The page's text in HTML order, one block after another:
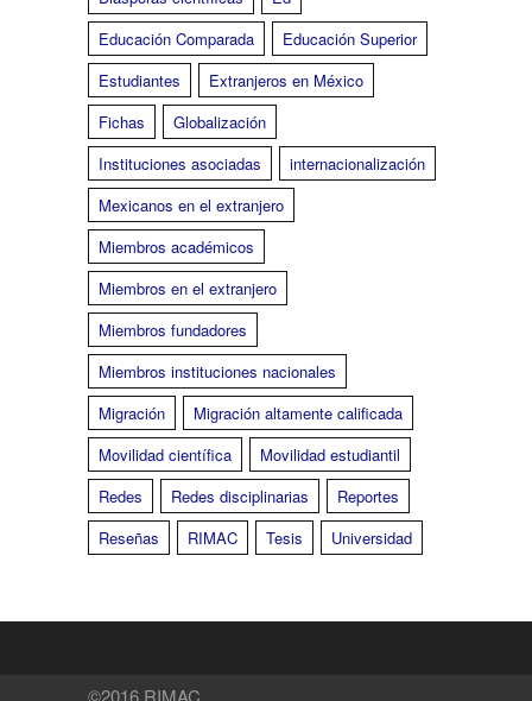
Educación Comparada
Educación Superior
Estudiantes
Extranjeros en México
Fichas
Globalización
Instituciones asociadas
internacionalización
Mexicanos en el extranjero
Miembros académicos
Miembros en el extranjero
Miembros fundadores
Miembros instituciones nacionales
Migración
Migración altamente calificada
Movilidad científica
Movilidad estudiantil
Redes
Redes disciplinarias
Reportes
Reseñas
RIMAC Tesis Universidad
©2016 RIMAC